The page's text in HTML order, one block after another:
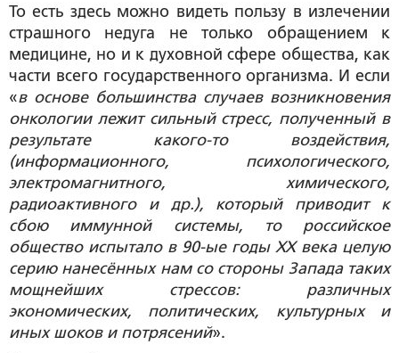
То есть здесь можно видеть пользу в излечении
страшного недуга не только обращением к
медицине, но и к духовной сфере общества, как
части всего государственного организма. И если
«в основе большинства случаев возникновения
онкологии лежит сильный стресс, полученный в
результате какого-то воздействия,
(информационного, психологического,
электромагнитного, химического,
радиоактивного и др.), который приводит к
сбою иммунной системы, то российское
общество испытало в 90-ые годы ХХ века целую
серию нанесённых нам со стороны Запада таких
мощнейших стрессов: различных
экономических, политических, культурных и
иных шоков и потрясений».